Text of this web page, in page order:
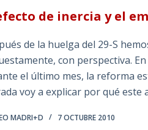
de inercia y el
de la huelga del 29-S
con perspectiva.
el último mes, la reforma
voy a explicar por qué este
MADRI+D 7 OCTUBRE 2010